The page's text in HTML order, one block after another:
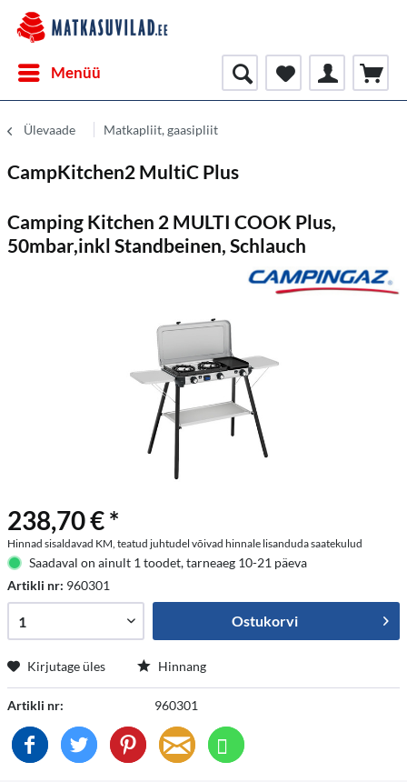
Menüü
Ülevaade Matkapliit, gaasipliit
CampKitchen2 MultiC Plus
Camping Kitchen 2 MULTI COOK Plus,
50mbar,inkl Standbeinen, Schlauch
238,70 € *
Hinnad sisaldavad KM, teatud juhtudel võivad hinnale lisanduda saatekulud
Saadaval on ainult 1 toodet, tarneaeg 10-21 päeva
Artikli nr: 960301
Ostukorvi
Kirjutage üles Hinnang
Artikli nr: 960301